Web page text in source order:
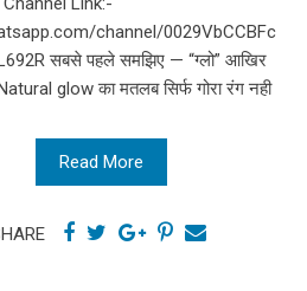
channel/0029VbCCBFc
सबसे पहले समझिए — “ग्लो” आखिर
Natural glow का मतलब सिर्फ गोरा रंग नही
Read More